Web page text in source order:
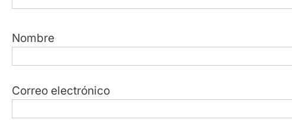
Nombre
Correo electrónico